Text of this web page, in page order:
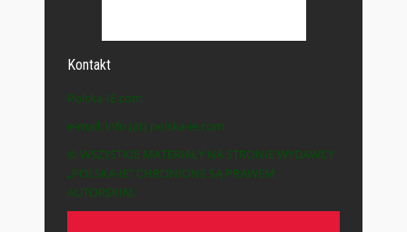
Kontakt
Polska-IE.com
e-mail: info (at) polska-ie.com
© WSZYSTKIE MATERIAŁY NA STRONIE WYDAWCY
„POLSKA-IE” CHRONIONE SĄ PRAWEM
AUTORSKIM.